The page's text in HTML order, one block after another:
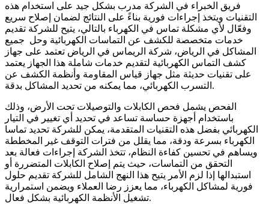
فريق الخبراء في الشركة مدرب بشكل جيد على استخدام هذه
التقنيات ويتخذ إجراءات فورية بناءً على النتائج لضمان إصلاح سريع
وفعّال لأي مشكلة تماس في الكهرباء بالتالي، يتيح للشركة تقديم
خدمات متخصصة للكشف عن التماسات الكهربائية وحل جميع
المشاكل في الرياض، شركة الريماس في الرياض تعتمد على جهاز
كشف التماس الكهربائية لتقديم خدمات شاملة هذا الجهاز يعتمد
على تقنيات حديثة مثل جهاز قياس المقاومة وأنظمة الكشف عن
التسرب الكهربائي، مما يمكنه من تحديد المشاكل بدقة.
الفحص يشمل فحص الكابلات والتوصيلات تحت الأرض، وذلك
باستخدام أجهزة حساسة تساعد في تحديد أي تغيير في التيار
الكهربائي بفضل هذه التقنيات المتقدمة، يمكن للشركة تحديد تماسا
الكهرباء بسرعة ودقة، مما يقلل من فترات التوقف غير المخططة
ويساهم في تحسين كفاءة النظام، تتخذ الشركة إجراءات فعالة بعد
التحقق من التماسات، حيث يتم إصلاح الكابلات المتضررة أو
استبدالها إذا لزم الأمر يتيح هذا النهج الشامل للشركة تقديم حلول
فورية لمشاكل الكهرباء، مما يعزز رضا العملاء ويضمن استمرارية
تشغيل الأنظمة الكهربائية بشكل فعال.